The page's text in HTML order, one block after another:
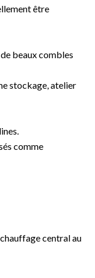
être
beaux combles
stockage, atelier
comme
central au